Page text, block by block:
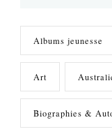
Albums jeunesse
Art
Biographies &